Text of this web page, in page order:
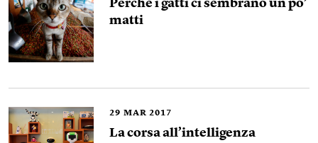
Perché i gatti ci sembrano un po’
matti
29 MAR 2017
La corsa all’intelligenza